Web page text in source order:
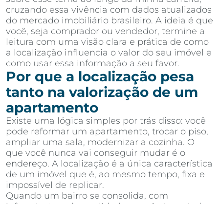
cruzando essa vivência com dados atualizados
do mercado imobiliário brasileiro. A ideia é que
você, seja comprador ou vendedor, termine a
leitura com uma visão clara e prática de como
a localização influencia o valor do seu imóvel e
como usar essa informação a seu favor.
Por que a localização pesa
tanto na valorização de um
apartamento
Existe uma lógica simples por trás disso: você
pode reformar um apartamento, trocar o piso,
ampliar uma sala, modernizar a cozinha. O
que você nunca vai conseguir mudar é o
endereço. A localização é a única característica
de um imóvel que é, ao mesmo tempo, fixa e
impossível de replicar.
Quando um bairro se consolida, com